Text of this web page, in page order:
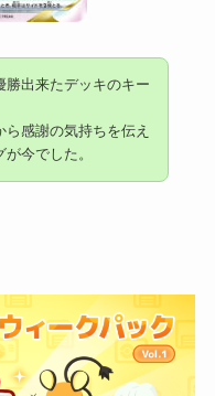
勝出来たデッキのキー
感謝の気持ちを伝え
今でした。